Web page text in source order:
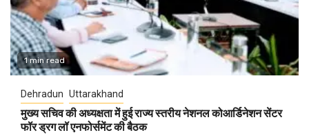
1 min read
Dehradun Uttarakhand
मुख्य सचिव की अध्यक्षता में हुई राज्य स्तरीय नेशनल कोआर्डिनेशन सेंटर
फॉर ड्रग लॉ एनफोर्समेंट की बैठक